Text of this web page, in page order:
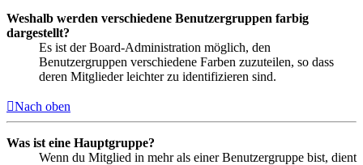
Weshalb werden verschiedene Benutzergruppen farbig
dargestellt?
Es ist der Board-Administration möglich, den
Benutzergruppen verschiedene Farben zuzuteilen, so dass
deren Mitglieder leichter zu identifizieren sind.
Nach oben
Was ist eine Hauptgruppe?
Wenn du Mitglied in mehr als einer Benutzergruppe bist, dient